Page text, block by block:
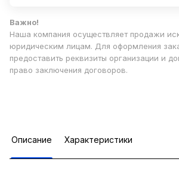
Важно!
Наша компания осуществляет продажи
юридическим лицам. Для оформления
предоставить реквизиты организации и
право заключения договоров.
Описание Характеристики